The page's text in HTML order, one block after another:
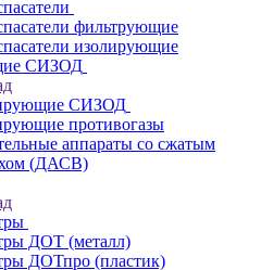
фильтрующие
изолирующие
СИЗОД
СИЗОД
противогазы
аппараты со сжатым
(ДАСВ)
ДОТ (металл)
ДОТпро (пластик)